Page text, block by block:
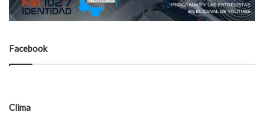
Facebook
Clima